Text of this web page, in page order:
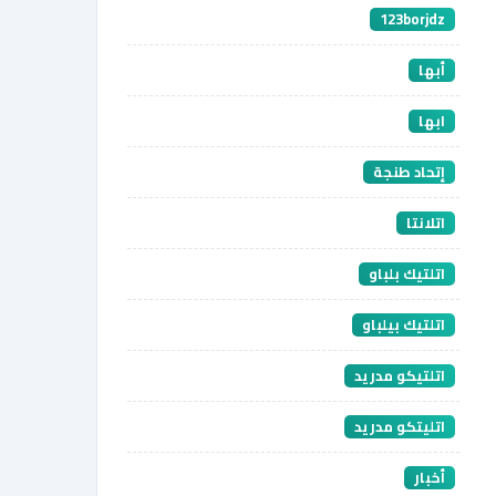
123borjdz
أبها
ابها
إتحاد طنجة
اتلانتا
اتلتيك بلباو
اتلتيك بيلباو
اتلتيكو مدريد
اتليتكو مدريد
أخبار